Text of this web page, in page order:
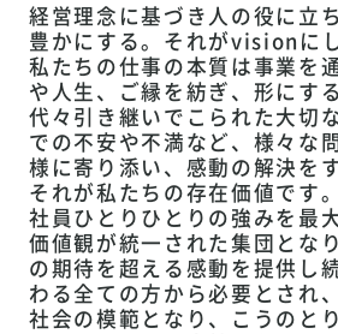
経営理念に基づき人の役に立
豊かにする。それがvisionに
私たちの仕事の本質は事業を
や人生、ご縁を紡ぎ、形にする
代々引き継いでこられた大切
での不安や不満など、様々な
様に寄り添い、感動の解決をす
それが私たちの存在価値です。
社員ひとりひとりの強みを最
価値観が統一された集団とな
の期待を超える感動を提供し
わる全ての方から必要とされ
社会の模範となり、こうのと